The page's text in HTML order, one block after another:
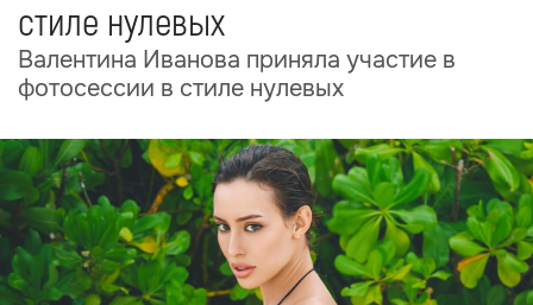
стиле нулевых
Валентина Иванова приняла участие в
фотосессии в стиле нулевых